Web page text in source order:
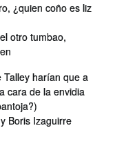
¿quien coño es liz
otro tumbao,
Talley harí­an que a
cara de la envidia
Boris Izaguirre